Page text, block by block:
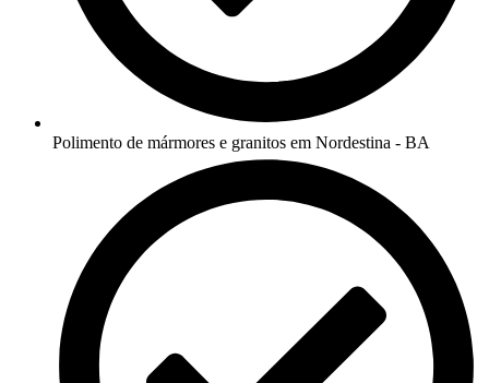
Polimento de mármores e granitos em Nordestina - BA